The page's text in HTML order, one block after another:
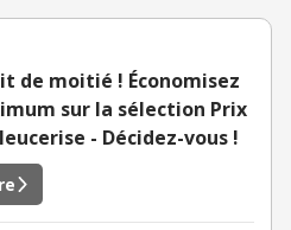
de moitié ! Économisez
sur la sélection Prix
- Décidez-vous !